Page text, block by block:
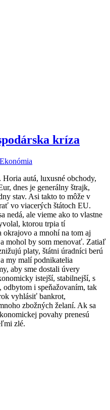
kríza
Ekonómia
autá, luxusné obchody,
dnes je generálny štrajk,
stav. Asi takto to môže v
vo viacerých štátoch EU.
nedá, ale vieme ako to vlastne
ktorou trpia tí
a mnohí na tom aj
mohol by som menovať. Zatiaľ
platy, štátni úradníci berú
my malí podnikatelia
aby sme dostali úvery
istejší, stabilnejší, s
i speňažovaním, tak
vyhlásiť bankrot,
zbožných želaní. Ak sa
povahy prenesú
zlé.